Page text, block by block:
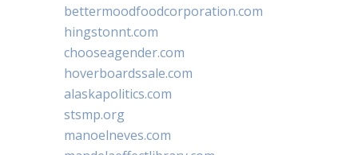
bettermoodfoodcorporation.com
hingstonnt.com
chooseagender.com
hoverboardssale.com
alaskapolitics.com
stsmp.org
manoelneves.com